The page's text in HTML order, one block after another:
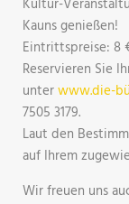
Kultur-
Kauns genießen!
Eintrittspreise: 8
Reservieren Sie
unterwww.die-
7505 3179.
Laut den
auf Ihrem
Wir freuen uns